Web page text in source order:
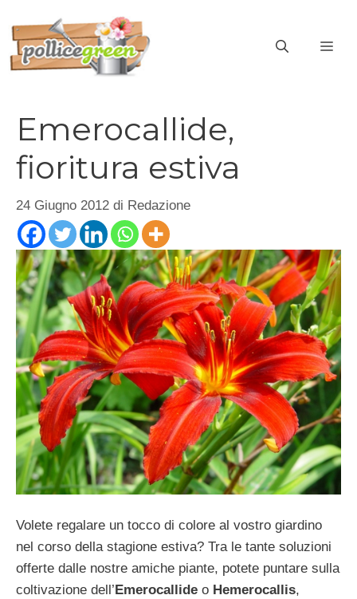
contenuto
Emerocallide,
fioritura estiva
24 Giugno 2012 di Redazione
Volete regalare un tocco di colore al vostro giardino
nel corso della stagione estiva? Tra le tante soluzioni
offerte dalle nostre amiche piante, potete puntare sulla
coltivazione dell’Emerocallide o Hemerocallis,